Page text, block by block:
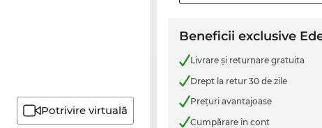
Potrivire virtuală
Beneficii exclusive
Livrare şi returnare gratuita
Drept la retur 30 de zile
Preţuri avantajoase
Cumpărare în cont